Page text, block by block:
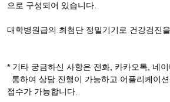
으로 구성되어 있습니다.
대학병원급의 최첨단 정밀기기로 건강검진
* 기타 궁금하신 사항은 전화, 카카오톡, 네
통하여 상담 진행이 가능하고 어플리케이
접수가 가능합니다.